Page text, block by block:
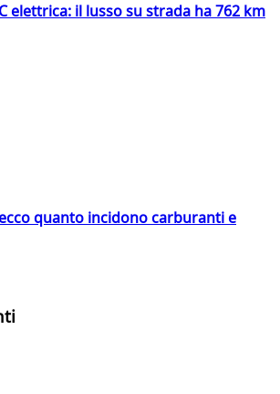
elettrica: il lusso su strada ha 762 km
quanto incidono carburanti e